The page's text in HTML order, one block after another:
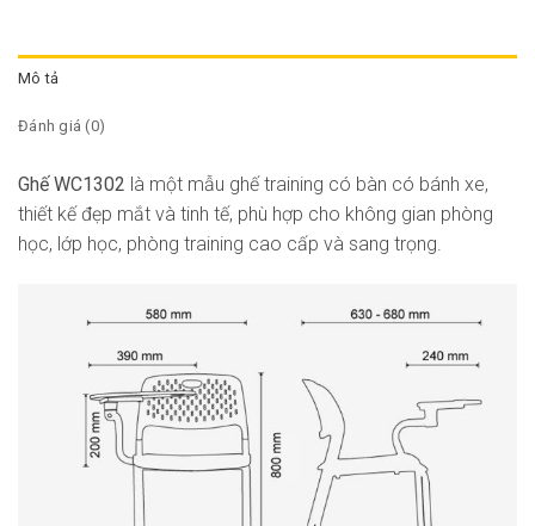
Mô tả
Đánh giá (0)
Ghế WC1302 là một mẫu ghế training có bàn có bánh xe,
thiết kế đẹp mắt và tinh tế, phù hợp cho không gian phòng
học, lớp học, phòng training cao cấp và sang trọng.